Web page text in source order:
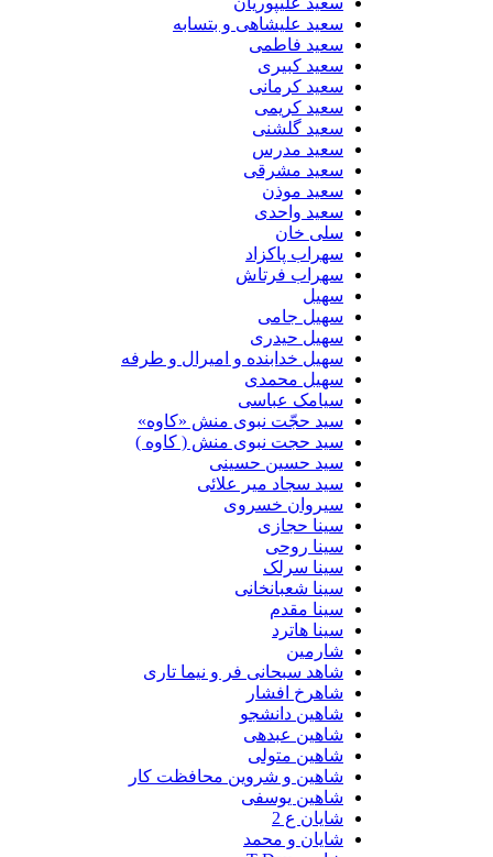
سعید علیشاهی و بتسابه
سعید فاطمی
سعید کبیری
سعید کرمانی
سعید کریمی
سعید گلشنی
سعید مدرس
سعید مشرقی
سعید موذن
سعید واحدی
سلی خان
سهراب پاکزاد
سهراب فرتاش
سهیل
سهیل جامی
سهیل حیدری
سهیل خدابنده و امیرال و طرفه
سهیل محمدی
سیامک عباسی
سید حجّت نبوی منش «کاوه»
سید حجت نبوی منش ( کاوه )
سید حسین حسینى
سید سجاد میر علائی
سیروان خسروی
سینا حجازی
سینا روحی
سینا سرلک
سینا شعبانخانی
سینا مقدم
سینا هاترد
شارمین
شاهد سبحانی فر و نیما تاری
شاهرخ افشار
شاهین دانشجو
شاهین عبدهی
شاهین متولی
شاهین و شروین محافظت کار
شاهین یوسفی
شایان ع 2
شایان و محمد